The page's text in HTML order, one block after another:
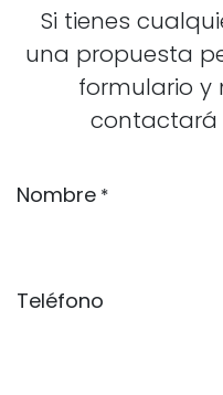
Si tienes
una propuesta
formulario y
contactará
Nombre *
Teléfono